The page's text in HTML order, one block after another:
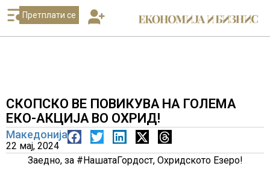
Претплати се
СКОПСКО ВЕ ПОВИКУВА НА ГОЛЕМА
ЕКО-АКЦИЈА ВО ОХРИД!
Македонија
22 мај, 2024
Заедно, за #НашатаГордост, Охридското Езеро!